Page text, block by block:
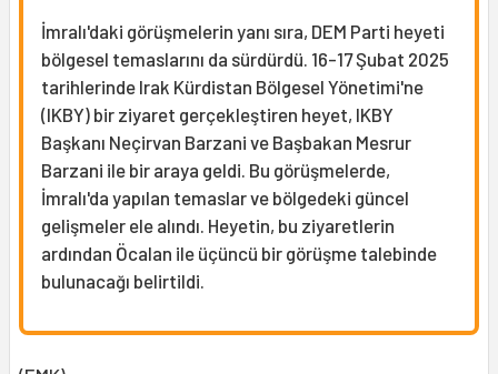
İmralı'daki görüşmelerin yanı sıra, DEM Parti heyeti
bölgesel temaslarını da sürdürdü. 16-17 Şubat 2025
tarihlerinde Irak Kürdistan Bölgesel Yönetimi'ne
(IKBY) bir ziyaret gerçekleştiren heyet, IKBY
Başkanı Neçirvan Barzani ve Başbakan Mesrur
Barzani ile bir araya geldi. Bu görüşmelerde,
İmralı'da yapılan temaslar ve bölgedeki güncel
gelişmeler ele alındı. Heyetin, bu ziyaretlerin
ardından Öcalan ile üçüncü bir görüşme talebinde
bulunacağı belirtildi.